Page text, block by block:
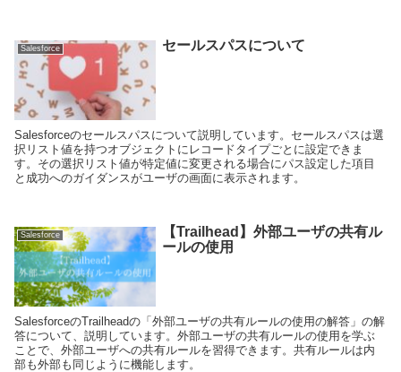
Salesforce セールスパスについて
Salesforceのセールスパスについて説明しています。セールスパスは選
択リスト値を持つオブジェクトにレコードタイプごとに設定できま
す。その選択リスト値が特定値に変更される場合にパス設定した項目
と成功へのガイダンスがユーザの画面に表示されます。
Salesforce
【Trailhead】外部ユーザの共有ル
ールの使用
SalesforceのTrailheadの「外部ユーザの共有ルールの使用の解答」の解
答について、説明しています。外部ユーザの共有ルールの使用を学ぶ
ことで、外部ユーザへの共有ルールを習得できます。共有ルールは内
部も外部も同じように機能します。